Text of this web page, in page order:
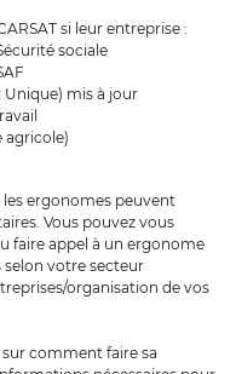
si leur entreprise :
sociale
Unique) mis à jour
agricole)
les ergonomes peuvent
Vous pouvez vous
faire appel à un ergonome
selon votre secteur
organisation de vos
comment faire sa